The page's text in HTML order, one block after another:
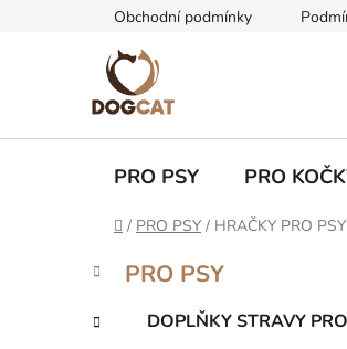
Obchodní podmínky
PRO PSY PRO
Domů
/ PRO PSY / HRAČKY PRO PSY
P
s
Přeskočit
kategorie
K
a
e
PRO PSY
DOPLŇKY STRAVY